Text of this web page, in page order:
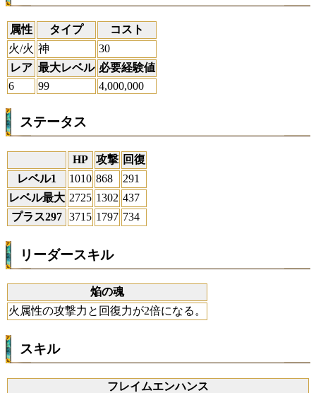
属性 タイプ
コスト
火/火 神
30
レア 最大レベル 必要経験値
6
99 4,000,000
ステータス
HP 攻撃 回復
レベル1
1010 868
291
レベル最大 2725 1302 437
プラス297 3715 1797 734
リーダースキル
焔の魂
火属性の攻撃力と回復力が2倍になる。
スキル
フレイムエンハンス